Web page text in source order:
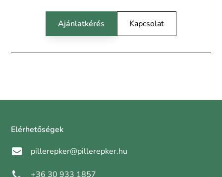
Ajánlatkérés Kapcsolat
Elérhetőségek
pillerepker@pillerepker.hu
+36 30 933 1857